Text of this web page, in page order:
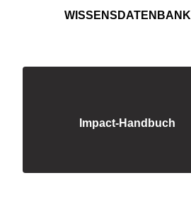
WISSENSDATENBANK
Impact-Handbuch